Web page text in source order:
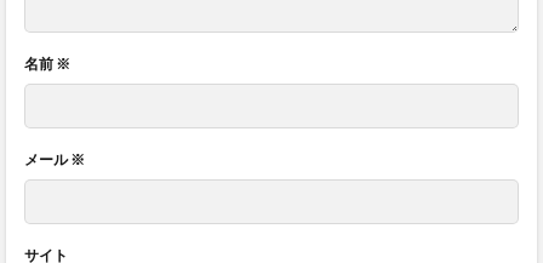
名前 ※
メール※
サイト